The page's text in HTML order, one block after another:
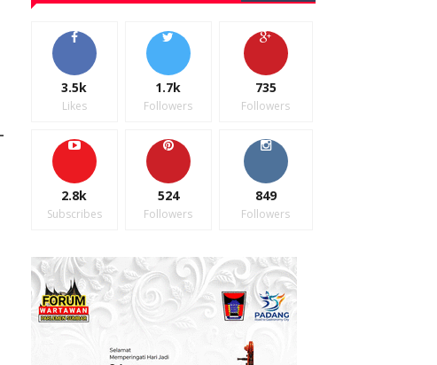
3.5k
Likes
1.7k
Followers
735
Followers
2.8k
Subscribes
524
Followers
849
Followers